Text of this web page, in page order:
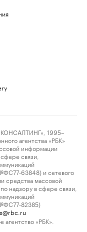
1995–
агентства «РБК»
информации
связи,
63848) и сетевого
средства массовой
надзору в сфере связи,
82385)
«РБК».